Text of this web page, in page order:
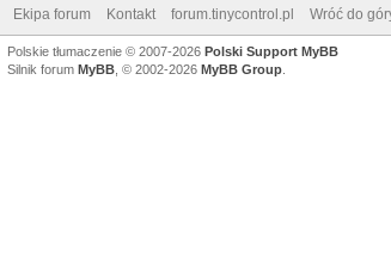
Ekipa forum Kontakt forum.tinycontrol.pl Wróć do
Polskie tłumaczenie © 2007-2026 Polski Support MyBB
Silnik forum MyBB , © 2002-2026 MyBB Group